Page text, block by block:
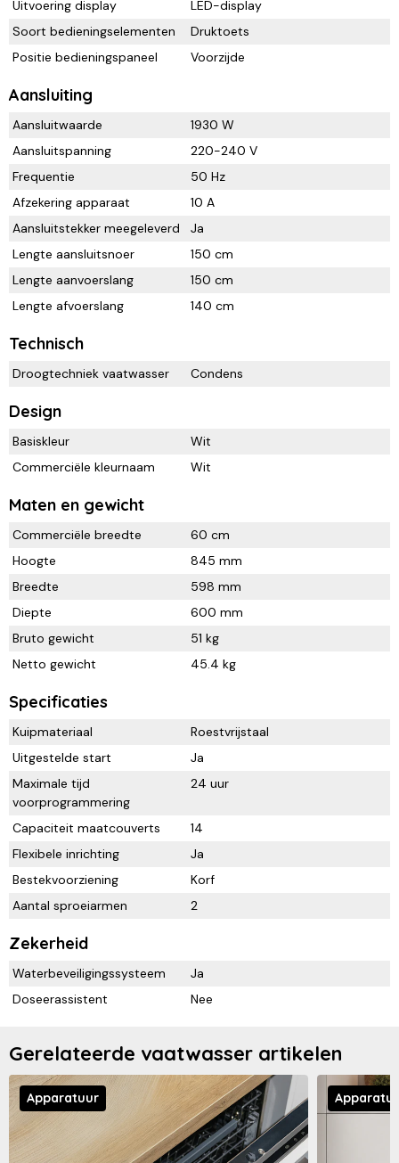
Uitvoering display
LED-display
Soort bedieningselementen
Druktoets
Positie bedieningspaneel
Voorzijde
Aansluiting
Aansluitwaarde
1930 W
Aansluitspanning
220-240 V
Frequentie
50 Hz
Afzekering apparaat
10 A
Aansluitstekker meegeleverd
Ja
Lengte aansluitsnoer
150 cm
Lengte aanvoerslang
150 cm
Lengte afvoerslang
140 cm
Technisch
Droogtechniek vaatwasser Condens
Design
Basiskleur
Wit
Commerciële kleurnaam
Wit
Maten en gewicht
Commerciële breedte
60 cm
Hoogte
845 mm
Breedte
598 mm
Diepte
600 mm
Bruto gewicht
51 kg
Netto gewicht
45.4 kg
Specificaties
Kuipmateriaal
Roestvrijstaal
Uitgestelde start
Ja
Maximale tijd
voorprogrammering
24 uur
Capaciteit maatcouverts
14
Flexibele inrichting
Ja
Bestekvoorziening
Korf
Aantal sproeiarmen
2
Zekerheid
Waterbeveiligingssysteem
Ja
Doseerassistent
Nee
Gerelateerde vaatwasser artikelen
Apparatuur